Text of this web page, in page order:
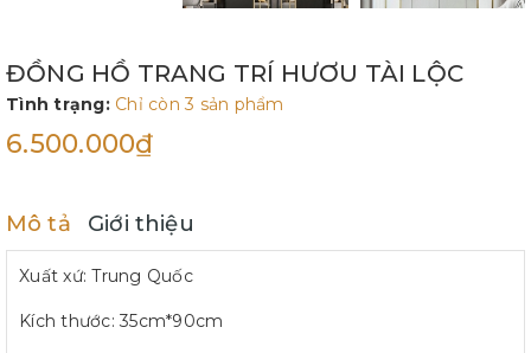
ĐỒNG HỒ TRANG TRÍ HƯƠU TÀI LỘC
Tình trạng: Chỉ còn 3 sản phẩm
6.500.000₫
Mô tả Giới thiệu
Xuất xứ: Trung Quốc
Kích thước: 35cm*90cm